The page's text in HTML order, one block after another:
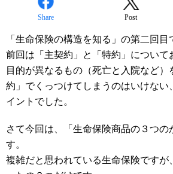
Share Post
「生命保険の構造を知る」の第二回目
前回は「主契約」と「特約」について
目的が異なるもの（死亡と入院など
約」でくっつけてしまうのはいけない
イントでした。
さて今回は、「生命保険商品の３つの
す。
複雑だと思われている生命保険ですが